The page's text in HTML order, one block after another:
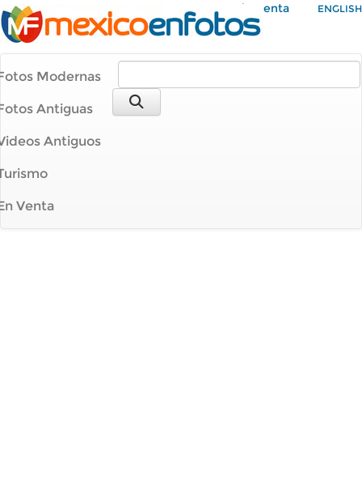
Mi Cuenta ENGLISH
Modernas
Antiguas
Antiguos
Venta